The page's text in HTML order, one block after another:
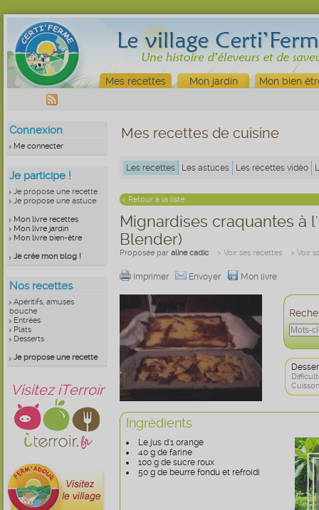
Mes recettes Mon jardin Mon bien
Connexion
Me connecter
Je participe !
Je propose une recette
Je propose une astuce
Mon livre recettes
Mon livre jardin
Mon livre bien-être
Je crée mon blog !
Nos recettes
Apéritifs, amuses
bouche
Entrées
Plats
Desserts
Je propose une recette
Visitez iTerroir
Mes recettes de cuisine
Les recettes Les astuces Les recettes vidéo
< Retour à la liste
Mignardises craquantes à
Blender)
Proposée par aline cadic > Voir ses recettes > Voir
Imprimer Envoyer Mon livre
Ingrédients
Le jus d'1 orange
40 g de farine
100 g de sucre roux
50 g de beurre fondu et refroidi